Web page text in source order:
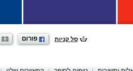
פורום סל קניות